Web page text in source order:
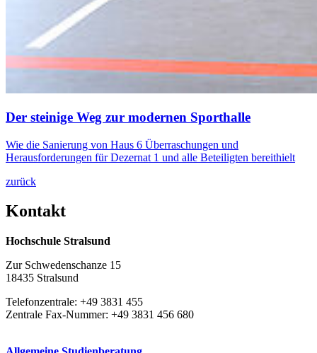
Der steinige Weg zur mod­er­nen Sporthalle
Wie die Sanierung von Haus 6 Überraschungen und
Herausforderungen für Dezernat 1 und alle Beteiligten bereithielt
zurück
Kon­takt
Hochschule Stralsund
Zur Schwedenschanze 15
18435 Stralsund
Telefonzentrale: +49 3831 455
Zentrale Fax-Nummer: +49 3831 456 680